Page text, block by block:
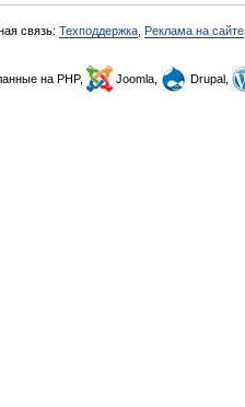
связь: Техподдержка Реклама на сайте
на PHP, Joomla, Drupal,